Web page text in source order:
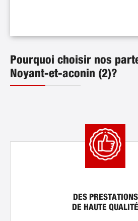
Pourquoi choisir nos
Noyant-et-aconin (2)?
DES PRESTATIONS
DE HAUTE QUALITÉ